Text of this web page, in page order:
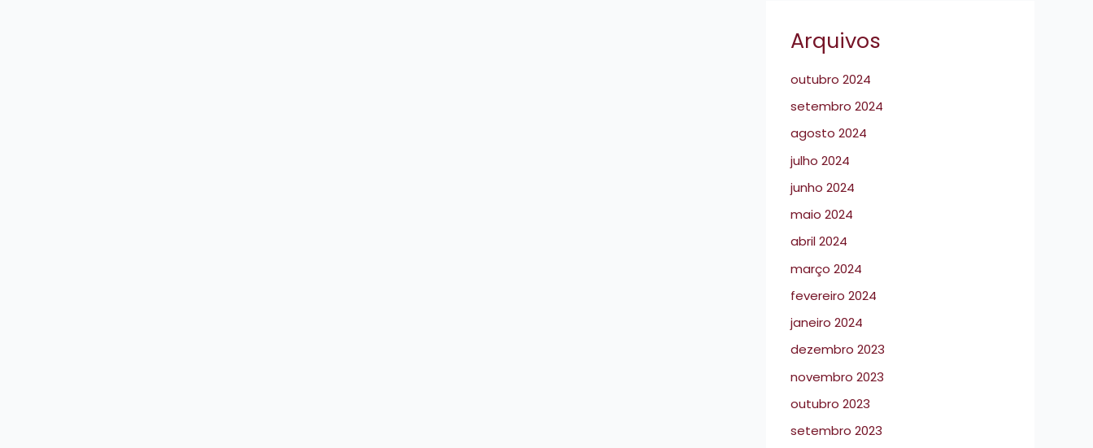
Arquivos
outubro 2024
setembro 2024
agosto 2024
julho 2024
junho 2024
maio 2024
abril 2024
março 2024
fevereiro 2024
janeiro 2024
dezembro 2023
novembro 2023
outubro 2023
setembro 2023